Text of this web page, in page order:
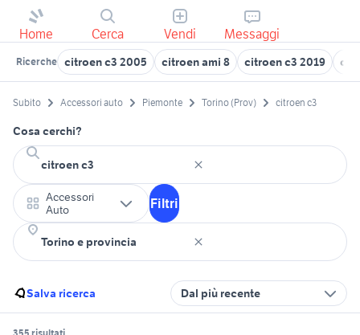
Home Cerca Vendi Messaggi
Ricerche citroen c3 2005 citroen ami 8 citroen c3 2019
Subito Accessori auto Piemonte Torino (Prov) citroen c3
Cosa cerchi?
Accessori
Auto
Filtri
Salva ricerca Dal più recente